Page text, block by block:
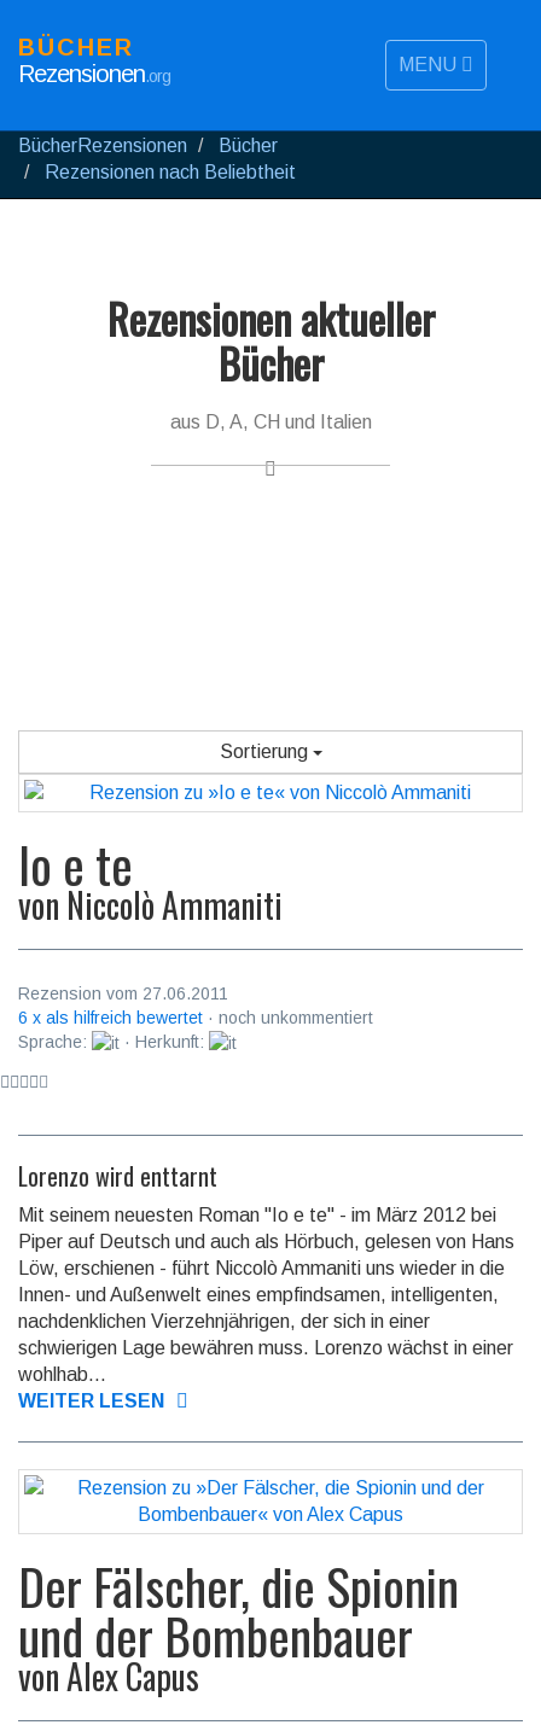
MENU
BÜCHER
Rezensionen.org
BücherRezensionen
Bücher
Rezensionen nach Beliebtheit
Rezensionen aktueller
Bücher
aus D, A, CH und Italien
Sortierung
Io e te
von Niccolò Ammaniti
Rezension vom 27.06.2011
6 x als hilfreich bewertet · noch unkommentiert
Sprache:
· Herkunft:
Lorenzo wird enttarnt
Mit seinem neuesten Roman "Io e te" - im März 2012 bei
Piper auf Deutsch und auch als Hörbuch, gelesen von Hans
Löw, erschienen - führt Niccolò Ammaniti uns wieder in die
Innen- und Außenwelt eines empfindsamen, intelligenten,
nachdenklichen Vierzehnjährigen, der sich in einer
schwierigen Lage bewähren muss. Lorenzo wächst in einer
wohlhab...
WEITER LESEN
Der Fälscher, die Spionin
und der Bombenbauer
vonAlex Capus